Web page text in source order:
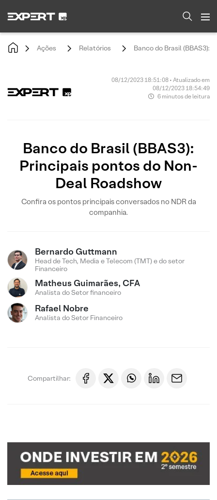
Ações Relatórios Banco do Brasil (BBAS3):
08/12/2023 18:51:08 • Atualizado em
08/12/2023 18:54:49
6 minutos de leitura
Banco do Brasil (BBAS3):
Principais pontos do Non-
Deal Roadshow
Confira os pontos principais conversados no NDR da
companhia.
Bernardo Guttmann
Head de Tech, Media e Telecom (TMT) e do setor
Financeiro
Matheus Guimarães, CFA
Analista do Setor financeiro
Rafael Nobre
Analista do Setor Financeiro
Compartilhar: